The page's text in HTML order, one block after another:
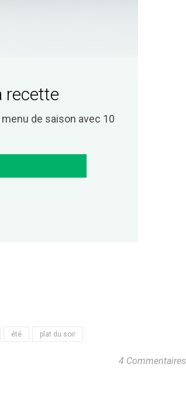
recette
de saison avec 10
été plat du soir
4 Commentaires